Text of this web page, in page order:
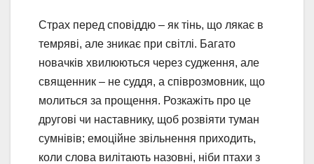
Страх перед сповіддю – як тінь, що лякає в
темряві, але зникає при світлі. Багато
новачків хвилюються через судження, але
священник – не суддя, а співрозмовник, що
молиться за прощення. Розкажіть про це
другові чи наставнику, щоб розвіяти туман
сумнівів; емоційне звільнення приходить,
коли слова вилітають назовні, ніби птахи з